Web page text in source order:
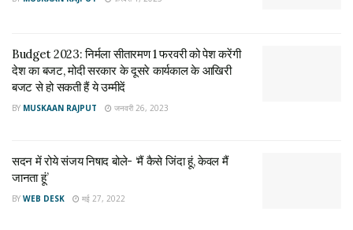
अलावा इस साल अक्टूबर से बिना ब्लेंडिंग वाले फ्यूल पर 2 रुपये प्रति लीटर
के हिसाब से एक्साइज ड्यूटी लगेगी।
Budget 2022
budget 2022 tax slab
Custom duty reduced on gems and jewellery
Union Budget 2022
Budget 2023: निर्मला सीतारमण 1 फरवरी को पेश करेंगी
देश का बजट, मोदी सरकार के दूसरे कार्यकाल के आखिरी
बजट से हो सकती हैं ये उम्मीदें
BY MUSKAAN RAJPUT जनवरी 26, 2023
सदन में रोये संजय निषाद बोले- ‘मैं कैसे जिंदा हूं, केवल मैं
जानता हूं’
BY WEB DESK मई 27, 2022